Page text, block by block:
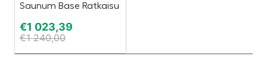
Saunum Base Ratkaisu
€1 023,39
€1 240,00